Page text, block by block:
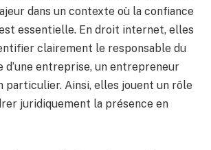
dans un contexte où la confiance
essentielle. En droit internet, elles
clairement le responsable du
d’une entreprise, un entrepreneur
particulier. Ainsi, elles jouent un rôle
juridiquement la présence en